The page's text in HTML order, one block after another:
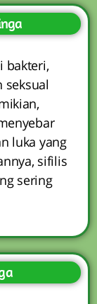
bakteri,
seksual
luka yang
sifilis
sering